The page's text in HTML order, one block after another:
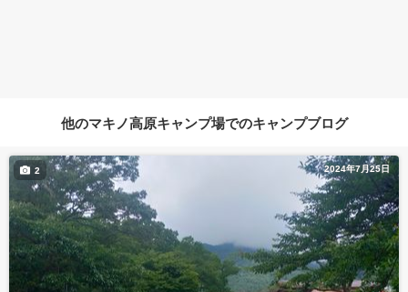
他のマキノ高原キャンプ場でのキャンプブログ
2024年7月25日
2